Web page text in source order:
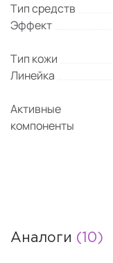
Тип средств
Эффект
Тип кожи
Линейка
Активные
компоненты
Аналоги (10)